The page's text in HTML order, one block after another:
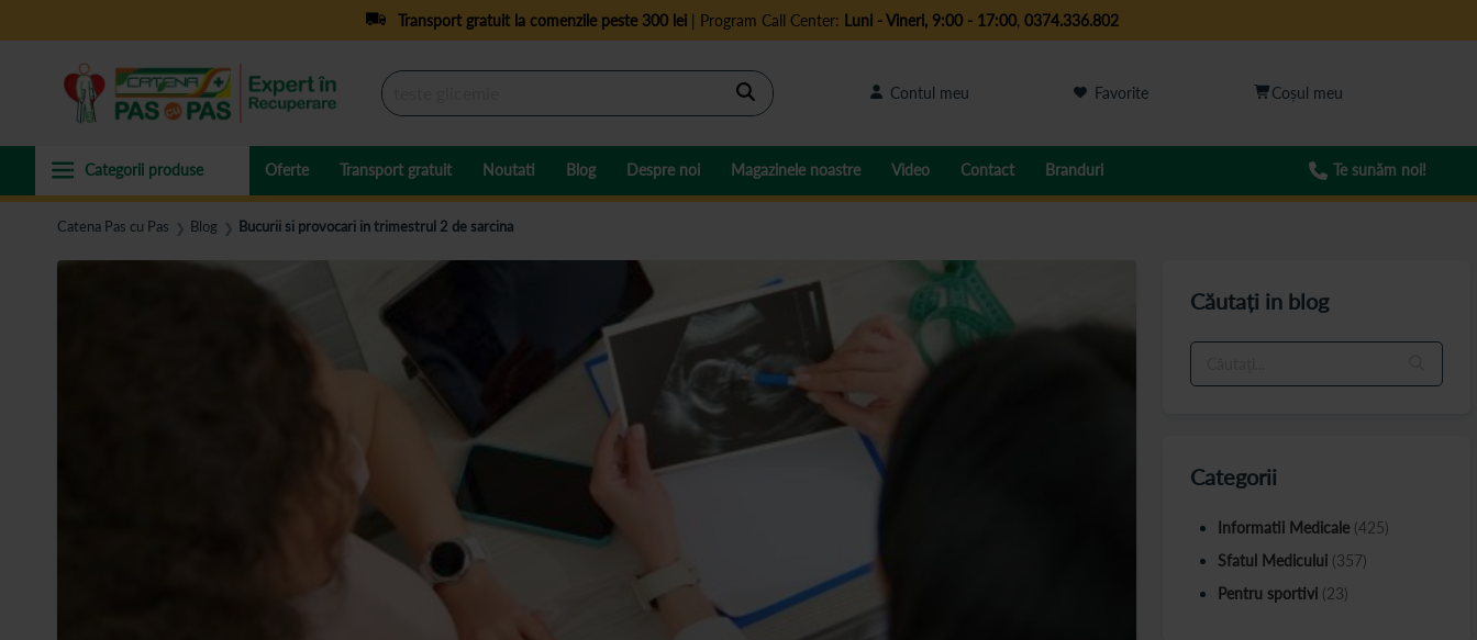
Transport gratuit la comenzile peste 300 lei| Program Call Center: Luni - Vineri, 9:00 - 17:00, 0374.336.802
Cautare Contul meu Favorite
Oferte Transport gratuit Noutati Blog Despre noi Magazinele noastre Video Contact Branduri Te sunăm noi!
Catena Pas cu Pas ❯ Blog ❯ Bucurii si provocari in trimestrul 2 de sarcina
Căutați in blog
Categorii
Informatii Medicale (425)
Sfatul Medicului (357)
Pentru sportivi (23)